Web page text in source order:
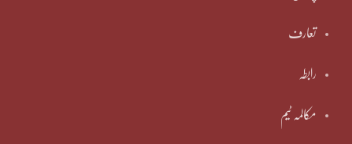
تعارف
رابطہ
مکالمہ ٹیم